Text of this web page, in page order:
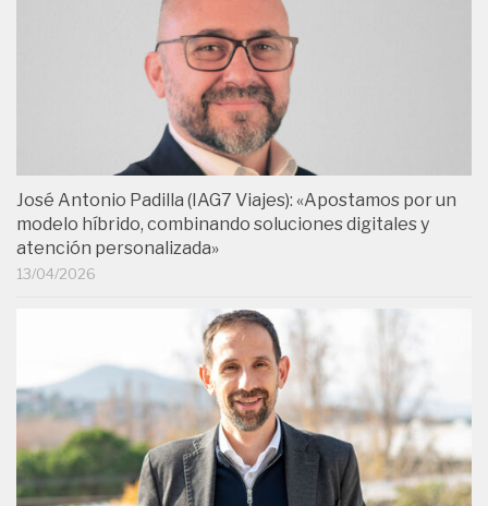
José Antonio Padilla (IAG7 Viajes): «Apostamos por un
modelo híbrido, combinando soluciones digitales y
atención personalizada»
13/04/2026